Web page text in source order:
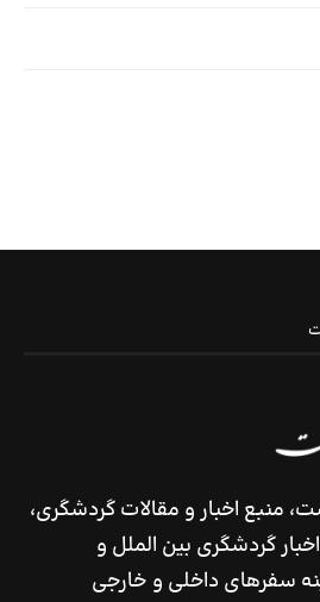
منبع اخبار و مقالات گردشگری،
گردشگری بین الملل و
سفرهای داخلی و خارجی